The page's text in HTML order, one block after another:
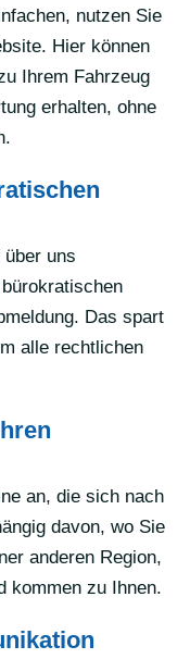
nutzen Sie
Hier können
Ihrem Fahrzeug
erhalten, ohne
uns
Das spart
alle rechtlichen
an, die sich nach
davon, wo Sie
anderen Region,
kommen zu Ihnen.